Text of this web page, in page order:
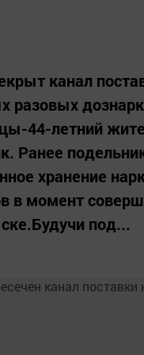
канал
разовых
44-летний
Ранее
хранение
в момент
под...